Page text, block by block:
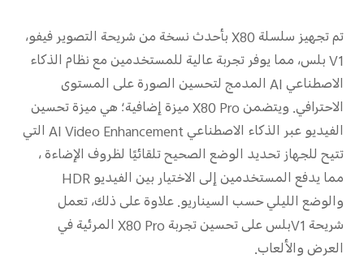
تم تجهيز سلسلة X80 بأحدث نسخة من شريحة التصوير فيفو،
V1 بلس، مما يوفر تجربة عالية للمستخدمين مع نظام الذكاء
الاصطناعي AI المدمج لتحسين الصورة على المستوى
الاحترافي. ويتضمن X80 Pro ميزة إضافية؛ هي ميزة تحسين
الفيديو عبر الذكاء الاصطناعي AI Video Enhancement التي
تتيح للجهاز تحديد الوضع الصحيح تلقائيًا لظروف الإضاءة ،
مما يدفع المستخدمين إلى الاختيار بين الفيديو HDR
والوضع الليلي حسب السيناريو. علاوة على ذلك، تعمل
شريحة V1بلس على تحسين تجربة X80 Pro المرئية في
العرض والألعاب.